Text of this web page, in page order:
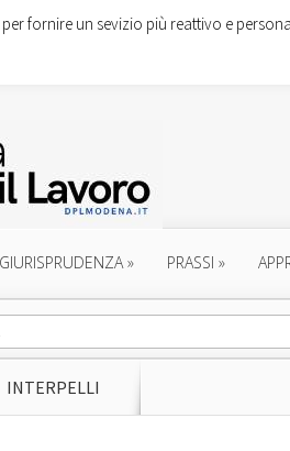
GIURISPRUDENZA» PRASSI »
INTERPELLI
fornire un sevizio più reattivo e